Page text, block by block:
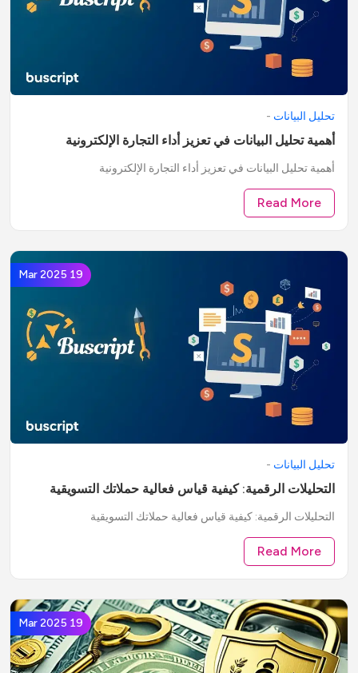
تحليل البيانات -
أهمية تحليل البيانات في تعزيز أداء التجارة الإلكترونية
أهمية تحليل البيانات في تعزيز أداء التجارة الإلكترونية
Read More
19 Mar 2025
تحليل البيانات -
التحليلات الرقمية: كيفية قياس فعالية حملاتك التسويقية
التحليلات الرقمية: كيفية قياس فعالية حملاتك التسويقية
Read More
19 Mar 2025